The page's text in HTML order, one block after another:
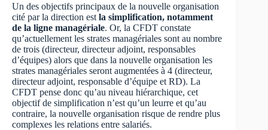
Un des objectifs principaux de la nouvelle organisation
cité par la direction est la simplification, notamment
de la ligne managériale. Or, la CFDT constate
qu’actuellement les strates managériales sont au nombre
de trois (directeur, directeur adjoint, responsables
d’équipes) alors que dans la nouvelle organisation les
strates managériales seront augmentées à 4 (directeur,
directeur adjoint, responsable d’équipe et RD). La
CFDT pense donc qu’au niveau hiérarchique, cet
objectif de simplification n’est qu’un leurre et qu’au
contraire, la nouvelle organisation risque de rendre plus
complexes les relations entre salariés.